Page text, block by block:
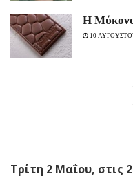
Η
10
Τρίτη 2 Μαΐου, στις